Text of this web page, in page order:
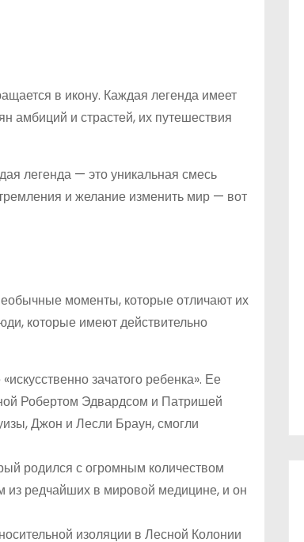
в икону. Каждая легенда имеет
амбиций и страстей, их путешествия
легенда — это уникальная смесь
и желание изменить мир — вот
моменты, которые отличают их
которые имеют действительно
зачатого ребенка». Ее
Робертом Эдвардсом и Патришей
Джон и Лесли Браун, смогли
родился с огромным количеством
из редчайших в мировой медицине, и он
изоляции в Лесной Колонии